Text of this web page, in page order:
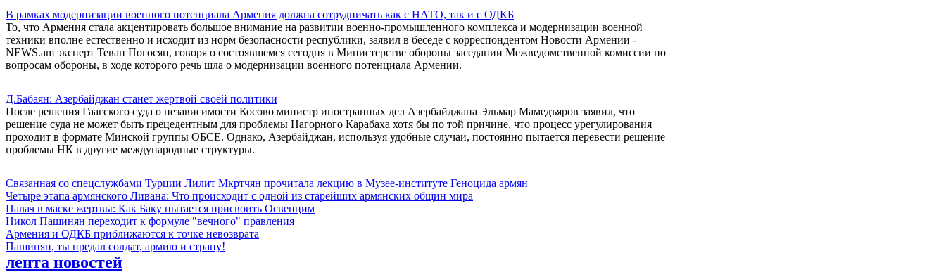
В рамках модернизации военного потенциала Армения должна сотрудничать как с НАТО, так и с ОДКБ
То, что Армения стала акцентировать большое внимание на развитии военно-промышленного комплекса и модернизации военной
техники вполне естественно и исходит из норм безопасности республики, заявил в беседе с корреспондентом Новости Армении -
NEWS.am эксперт Теван Погосян, говоря о состоявшемся сегодня в Министерстве обороны заседании Межведомственной комиссии по
вопросам обороны, в ходе которого речь шла о модернизации военного потенциала Армении.
Д.Бабаян: Азербайджан станет жертвой своей политики
После решения Гаагского суда о независимости Косово министр иностранных дел Азербайджана Эльмар Мамедъяров заявил, что
решение суда не может быть прецедентным для проблемы Нагорного Карабаха хотя бы по той причине, что процесс урегулирования
проходит в формате Минской группы ОБСЕ. Однако, Азербайджан, используя удобные случаи, постоянно пытается перевести решение
проблемы НК в другие международные структуры.
Связанная со спецслужбами Турции Лилит Мкртчян прочитала лекцию в Музее-институте Геноцида армян
Четыре этапа армянского Ливана: Что происходит с одной из старейших армянских общин мира
Палач в маске жертвы: Как Баку пытается присвоить Освенцим
Никол Пашинян переходит к формуле "вечного" правления
Армения и ОДКБ приближаются к точке невозврата
Пашинян, ты предал солдат, армию и страну!
лента новостей